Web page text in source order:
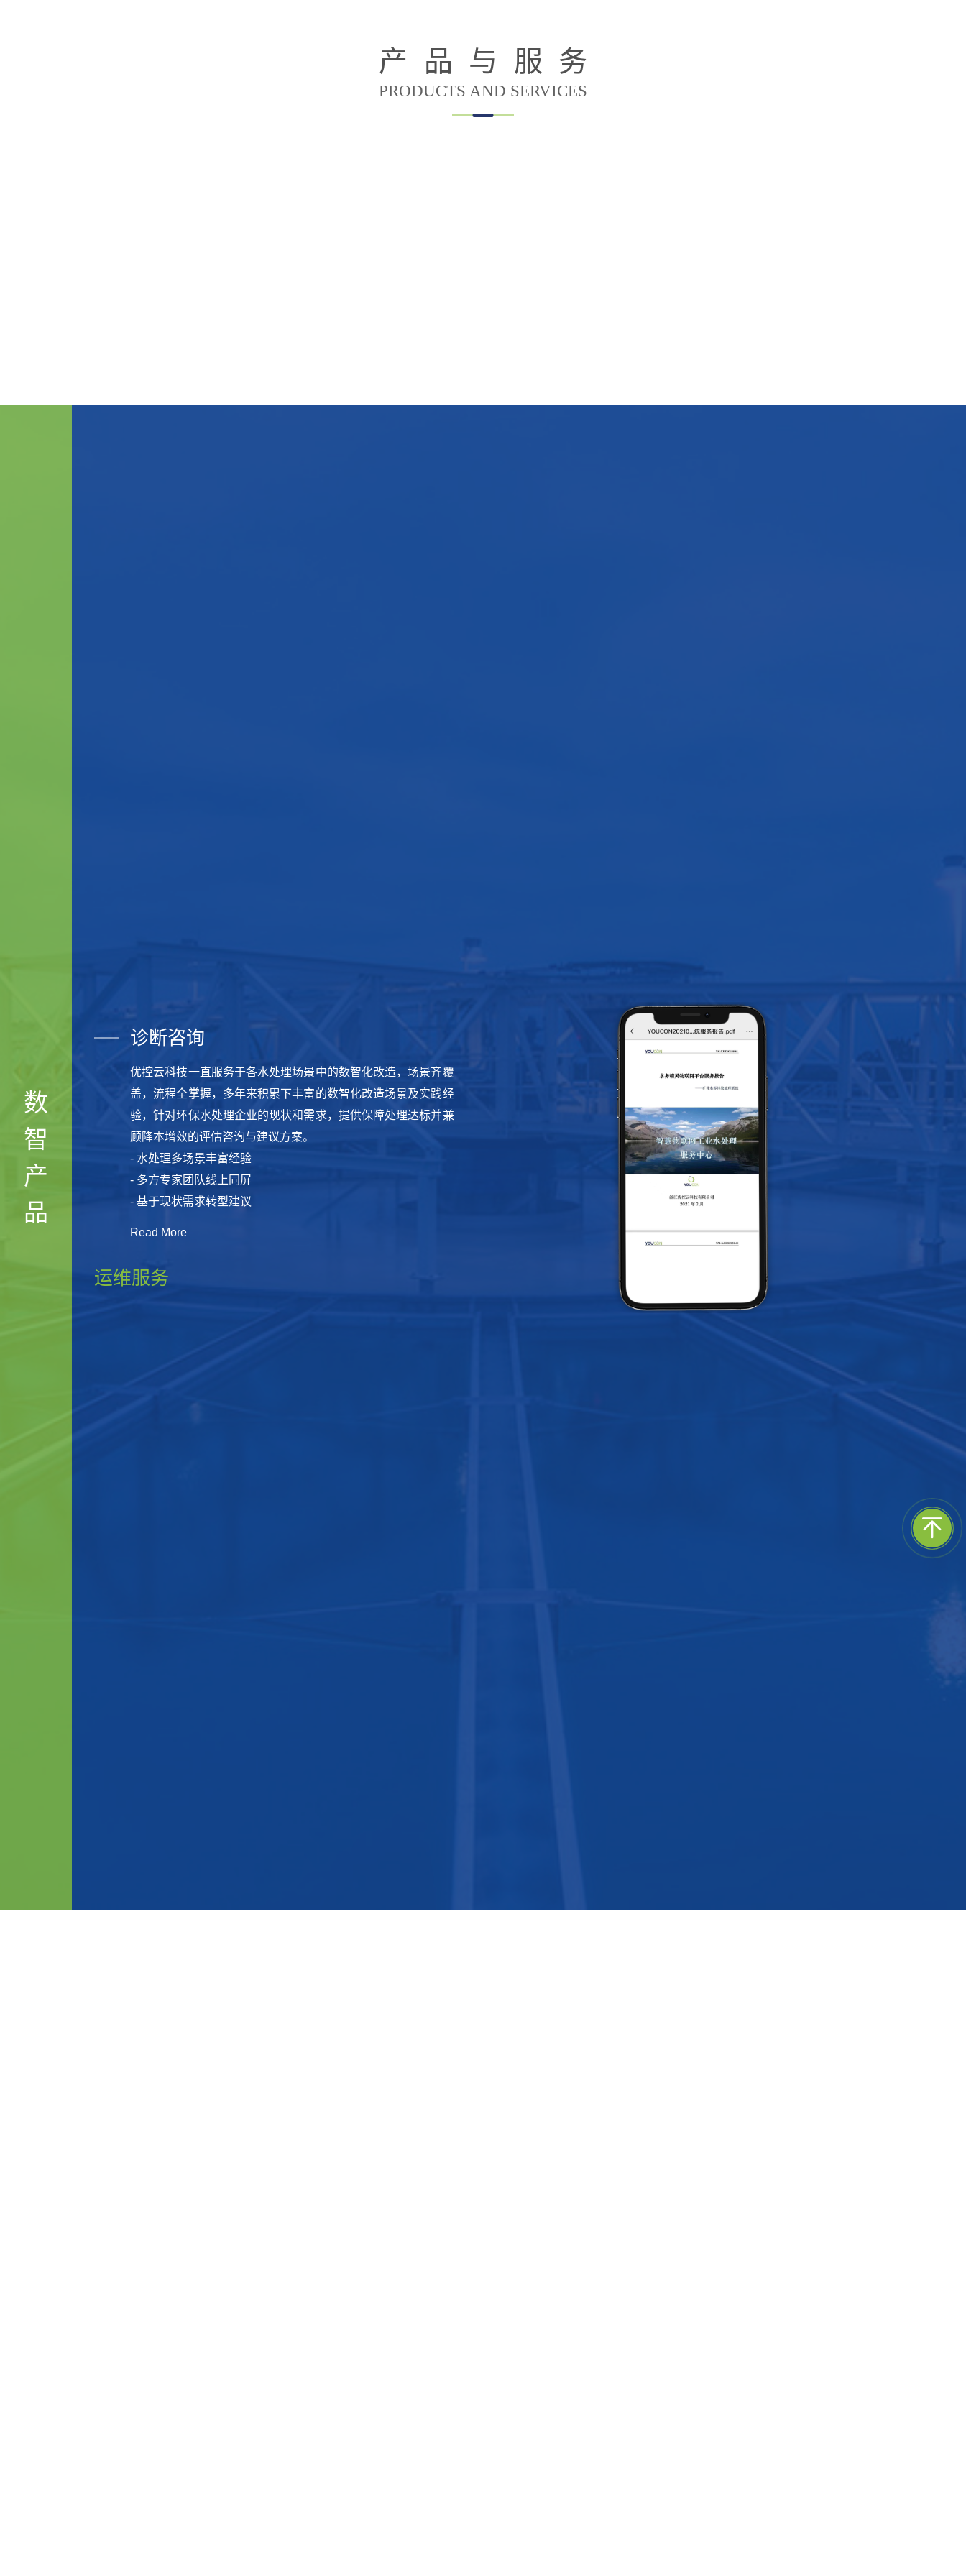
产品与服务
PRODUCTS AND SERVICES
数
智
产
品
诊断咨询
优控云科技一直服务于各水处理场景中的数智化改造，场景齐覆
盖，流程全掌握，多年来积累下丰富的数智化改造场景及实践经
验，针对环保水处理企业的现状和需求，提供保障处理达标并兼
顾降本增效的评估咨询与建议方案。
- 水处理多场景丰富经验
- 多方专家团队线上同屏
- 基于现状需求转型建议
Read More
运维服务